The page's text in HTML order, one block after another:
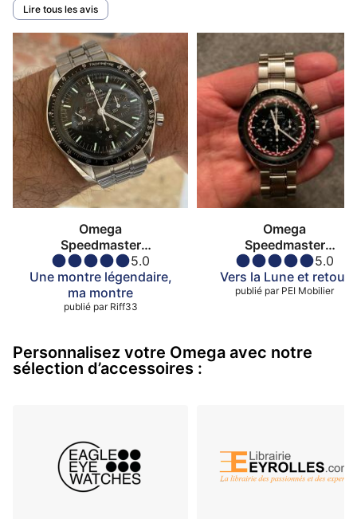
Lire tous les avis
Omega
Speedmaster
Moonwatch5.0
Une montre légendaire,
ma montre
publié par Riff33
Omega
Speedmaster
Moonwatch5.0
Vers la Lune et retour
publié par PEI Mobilier
Personnalisez votre Omega avec notre
sélection d’accessoires :